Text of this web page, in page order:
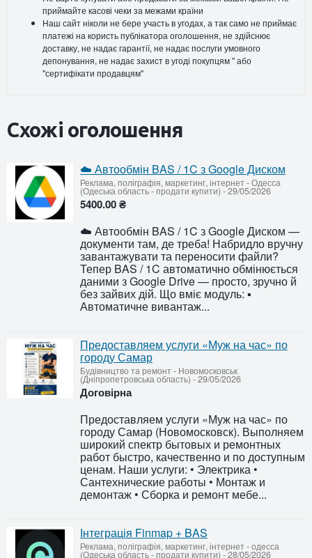
приймайте касові чеки за межами країни
Наш сайт ніколи не бере участь в угодах, а так само не приймає
платежі на користь публікатора оголошення, не здійснює
доставку, не надає гарантії, не надає послуги умовного
депонування, не надає захист в угоді покупцям " або
"сертифікати продавцям"
Схожі оголошення
☁️ Автообмін BAS / 1C з Google Диском
Реклама, поліграфія, маркетинг, інтернет-Одесса
(Одеська область - продати купити) -29/05/2026
5400.00 ₴
☁️ Автообмін BAS / 1C з Google Диском —
документи там, де треба! Набридло вручну
завантажувати та переносити файли?
Тепер BAS / 1C автоматично обмінюється
даними з Google Drive — просто, зручно й
без зайвих дій. Що вміє модуль: ▪
Автоматичне вивантаж...
Предоставляем услуги «Муж на час» по
городу Самар
Будівництво та ремонт- Новомосковськ
(Дніпропетровська область) -29/05/2026
Договірна
Предоставляем услуги «Муж на час» по
городу Самар (Новомосковск). Выполняем
широкий спектр бытовых и ремонтных
работ быстро, качественно и по доступным
ценам. Наши услуги: • Электрика •
Сантехнические работы • Монтаж и
демонтаж • Сборка и ремонт мебе...
Інтеграція Finmap + BAS
Реклама, поліграфія, маркетинг, інтернет-одесса
(Одеська область - продати купити) -28/05/2026